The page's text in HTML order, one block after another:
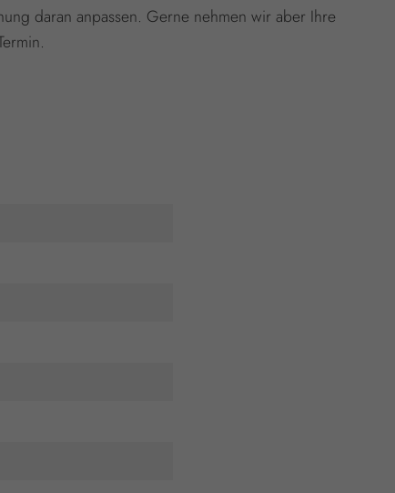
daran anpassen. Gerne nehmen wir aber Ihre